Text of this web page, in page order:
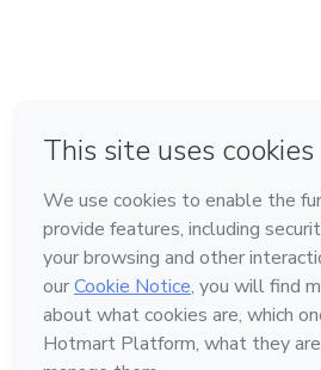
Feito com ❤ em Bogotá
Conheça a Hotmart
Idioma